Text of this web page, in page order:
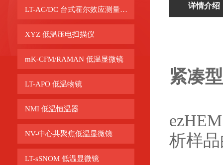
LT-AC/DC 台式霍尔效应测量系统
XYZ 低温压电扫描仪
mK-CFM/RAMAN 低温显微镜
LT-APO 低温物镜
NMI 低温恒温器
NV-中心共聚焦低温显微镜
LT-sSNOM 低温显微镜
详情介绍
紧凑
析样